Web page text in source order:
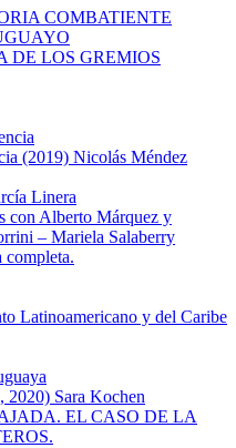
COMBATIENTE
DE LOS GREMIOS
(2019) Nicolás Méndez
Linera
con Alberto Márquez y
– Mariela Salaberry
Latinoamericano y del Caribe
Sara Kochen
EL CASO DE LA